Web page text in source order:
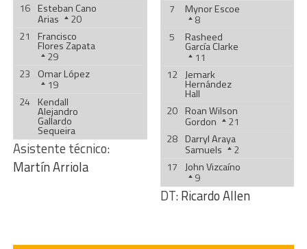
16 Esteban Cano
Arias
20
21 Francisco
Flores Zapata
29
23 Omar López
19
24 Kendall
Alejandro
Gallardo
Sequeira
Asistente técnico:
Martín Arriola
7
Mynor Escoe
8
5
Rasheed
García Clarke
11
12 Jemark
Hernández
Hall
20 Roan Wilson
Gordon
21
28 Darryl Araya
Samuels
2
17 John Vizcaíno
9
DT:Ricardo Allen